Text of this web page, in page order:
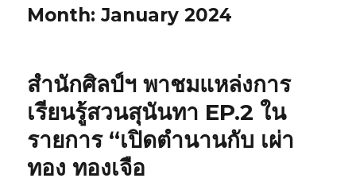
Month: January 2024
สำนักศิลป์ฯ พาชมแหล่งการ
เรียนรู้สวนสุนันทา EP.2 ใน
รายการ “เปิดตำนานกับ เผ่า
ทอง ทองเจือ